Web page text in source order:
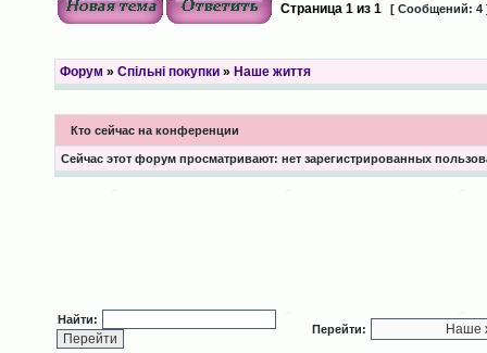
Страница 1из 1 [ Сообщений: 4
Форум » Спільні покупки» Наше життя
Кто сейчас на конференции
Сейчас этот форум просматривают: нет зарегистрированных
Найти:
Перейти: